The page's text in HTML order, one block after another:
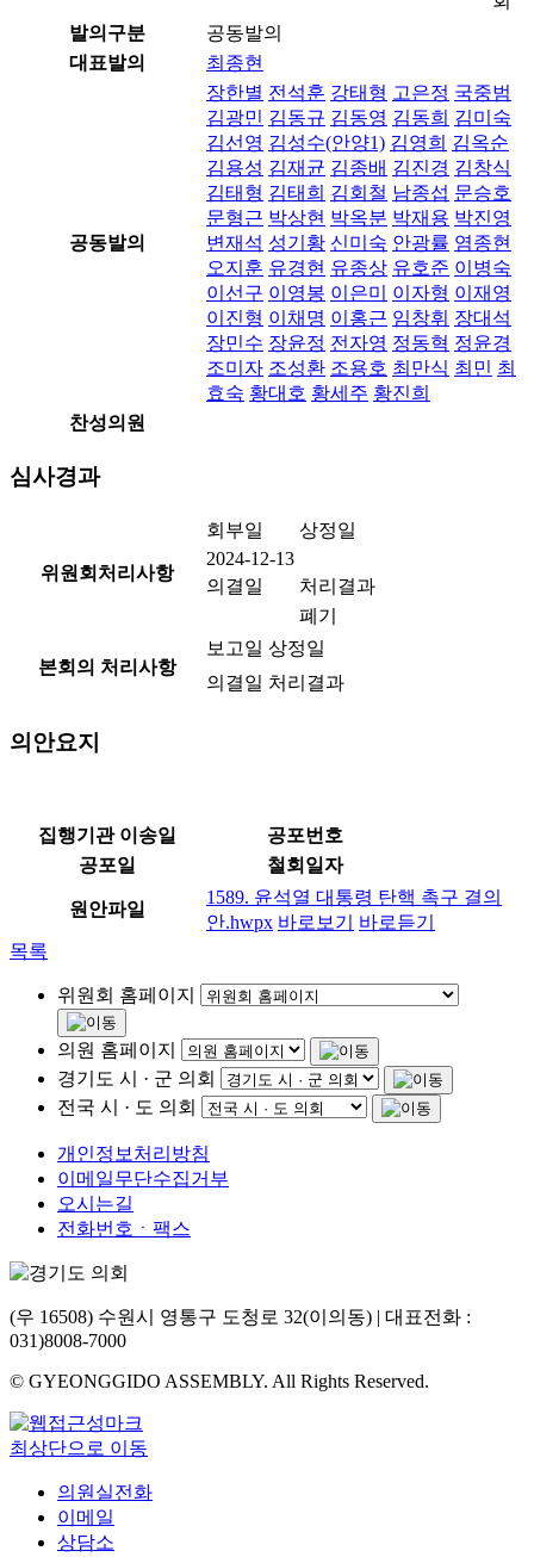
발의구분
공동발의
대표발의
최종현
공동발의
장한별 전석훈 강태형 고은정 국중범
김광민 김동규 김동영 김동희 김미숙
김선영 김성수(안양1) 김영희 김옥순
김용성 김재균 김종배 김진경 김창식
김태형 김태희 김회철 남종섭 문승호
문형근 박상현 박옥분 박재용 박진영
변재석 성기황 신미숙 안광률 염종현
오지훈 유경현 유종상 유호준 이병숙
이선구 이영봉 이은미 이자형 이재영
이진형 이채명 이홍근 임창휘 장대석
장민수 장윤정 전자영 정동혁 정윤경
조미자 조성환 조용호 최만식 최민 최
효숙 황대호 황세주 황진희
찬성의원
심사경과
위원회처리사항
회부일
상정일
2024-12-13
의결일
처리결과
폐기
본회의 처리사항
보고일 상정일
의결일 처리결과
의안요지
집행기관 이송일
공포번호
공포일
철회일자
원안파일
1589. 윤석열 대통령 탄핵 촉구 결의
안.hwpx 바로보기
바로듣기
목록
위원회 홈페이지
의원 홈페이지
경기도 시 · 군 의회
전국 시 · 도 의회
개인정보처리방침
이메일무단수집거부
오시는길
전화번호ㆍ팩스
(우 16508) 수원시 영통구 도청로 32(이의동) | 대표전화 :
031)8008-7000
© GYEONGGIDO ASSEMBLY. All Rights Reserved.
최상단으로 이동
의원실전화
이메일
상담소